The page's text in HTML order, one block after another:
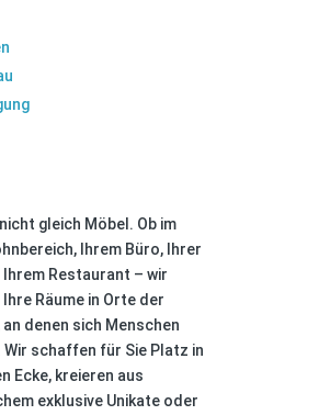
gleich Möbel. Ob im
Ihrem Büro, Ihrer
Restaurant – wir
Räume in Orte der
an denen sich Menschen
schaffen für Sie Platz in
Ecke, kreieren aus
exklusive Unikate oder